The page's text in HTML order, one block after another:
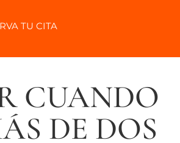
TU CITA
CUANDO
DE DOS